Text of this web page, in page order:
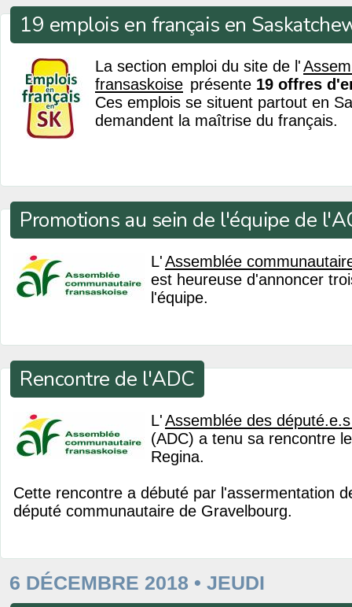
19 emplois en français en
La section emploi du site de l'
fransaskoise présente 19 offres
Ces emplois se situent partout en
demandent la maîtrise du français.
Promotions au sein de l'équipe de
L'Assemblée
est heureuse d'annoncer
l'équipe.
Rencontre de l'ADC
L'Assemblée des
(ADC) a tenu sa rencontre
Regina.
Cette rencontre a débuté par l'assermentation
député communautaire de Gravelbourg.
6 DÉCEMBRE 2018 • JEUDI